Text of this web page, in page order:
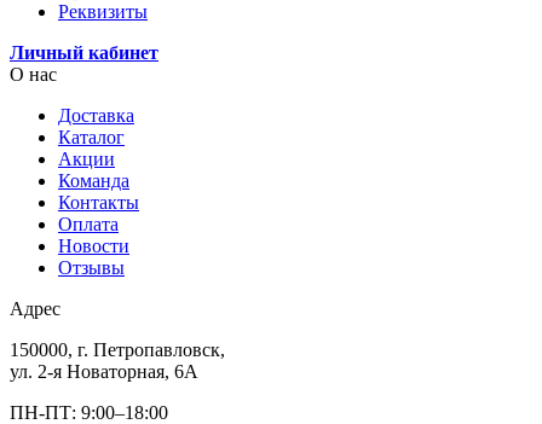
Реквизиты
Личный кабинет
О нас
Доставка
Каталог
Акции
Команда
Контакты
Оплата
Новости
Отзывы
Адрес
150000, г. Петропавловск,
ул. 2-я Новаторная, 6А
ПН-ПТ: 9:00–18:00